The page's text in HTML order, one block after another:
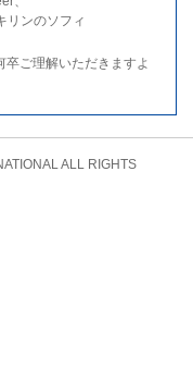
リンのソフィ
ご理解いただきますよ